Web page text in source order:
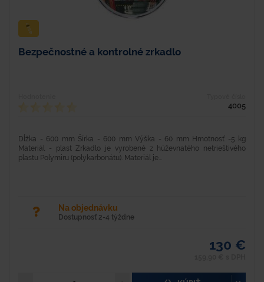
Bezpečnostné a kontrolné zrkadlo
4005
Dĺžka - 600 mm Šírka - 600 mm Výška - 60 mm Hmotnosť -5 kg
Materiál - plast Zrkadlo je vyrobené z húževnatého netrieštivého
plastu Polymiru (polykarbonátu). Materiál je...
Na objednávku
Dostupnosť 2-4 týždne
130 €